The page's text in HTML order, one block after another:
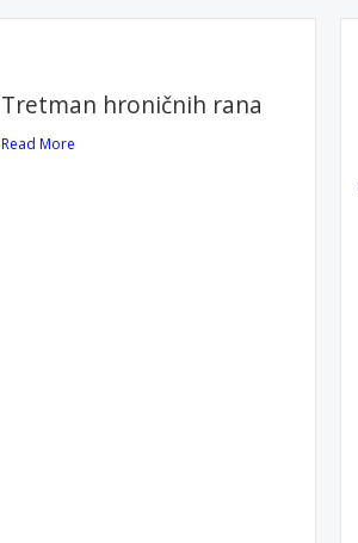
Tretman hroničnih rana
Read More